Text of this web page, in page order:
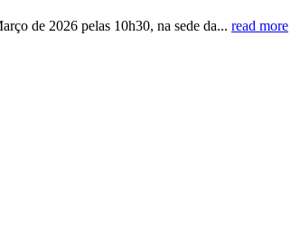
de 2026 pelas 10h30, na sede da... read more